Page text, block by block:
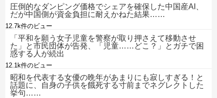
圧倒的なダンピング価格でシェアを確保した中国産AI、
だが中国側が資金負担に耐えかねた結果……
12.7k件のビュー
「平和を願う女子児童を警察が取り押さえて移動させ
た」と市民団体が告発、「児童……どこ？」とガチで困
惑する人が続出
12.1k件のビュー
昭和を代表する女優の晩年があまりにも寂しすぎる！と
話題に、自身の子供を餓死する寸前までネグレクトした
挙句……